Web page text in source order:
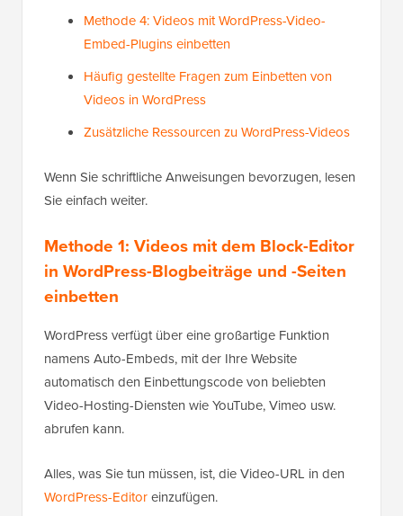
Methode 4: Videos mit WordPress-Video-
Embed-Plugins einbetten
Häufig gestellte Fragen zum Einbetten von
Videos in WordPress
Zusätzliche Ressourcen zu WordPress-Videos
Wenn Sie schriftliche Anweisungen bevorzugen, lesen
Sie einfach weiter.
Methode 1: Videos mit dem Block-Editor
in WordPress-Blogbeiträge und -Seiten
einbetten
WordPress verfügt über eine großartige Funktion
namens Auto-Embeds, mit der Ihre Website
automatisch den Einbettungscode von beliebten
Video-Hosting-Diensten wie YouTube, Vimeo usw.
abrufen kann.
Alles, was Sie tun müssen, ist, die Video-URL in den
WordPress-Editoreinzufügen.